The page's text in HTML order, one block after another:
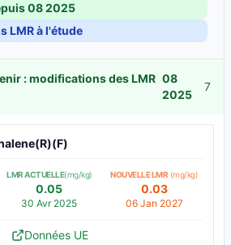
08 2025
LMR à l'étude
: modifications des LMR 08
2025
7
LMR ACTUELLE(mg/kg)
0.05
30 Avr 2025
NOUVELLE LMR (mg/kg)
0.03
06 Jan 2027
Données UE